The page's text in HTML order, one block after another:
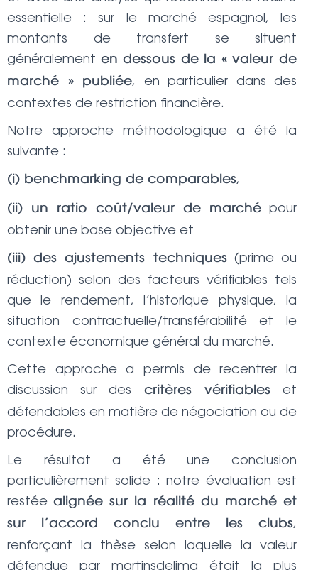
essentielle : sur le marché espagnol, les
montants de transfert se situent
généralement en dessous de la « valeur de
marché » publiée, en particulier dans des
contextes de restriction financière.
Notre approche méthodologique a été la
suivante :
(i) benchmarking de comparables,
(ii) un ratio coût/valeur de marché
pour
obtenir une base objective et
(iii) des ajustements techniques(prime ou
réduction) selon des facteurs vérifiables tels
que le rendement, l’historique physique, la
situation contractuelle/transférabilité et le
contexte économique général du marché.
Cette approche a permis de recentrer la
discussion sur des
critères vérifiableset
défendables en matière de négociation ou de
procédure.
Le résultat a été une conclusion
particulièrement solide : notre évaluation est
restéealignée sur la réalité du marché et
sur l’accord conclu entre les clubs,
renforçant la thèse selon laquelle la valeur
défendue par martinsdelima était la plus